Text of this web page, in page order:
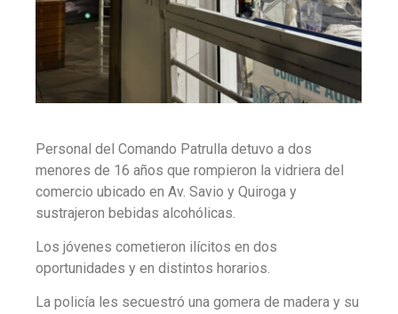
Personal del Comando Patrulla detuvo a dos
menores de 16 años que rompieron la vidriera del
comercio ubicado en Av. Savio y Quiroga y
sustrajeron bebidas alcohólicas.
Los jóvenes cometieron ilícitos en dos
oportunidades y en distintos horarios.
La policía les secuestró una gomera de madera y su